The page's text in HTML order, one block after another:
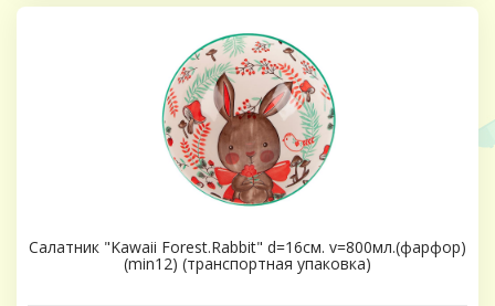
Салатник "Kawaii Forest.Rabbit" d=16см. v=800мл.(фарфор)
(min12) (транспортная упаковка)